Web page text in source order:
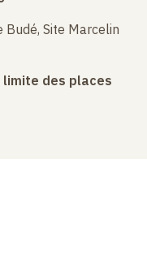
Site Marcelin
limite des places